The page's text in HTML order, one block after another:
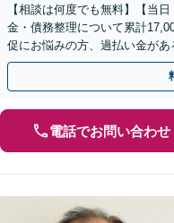
【相談は何度でも無料】【当
金・債務整理について累計
促にお悩みの方、過払い金が
ストな解決策を提案いたします
電話でお問い合わせ